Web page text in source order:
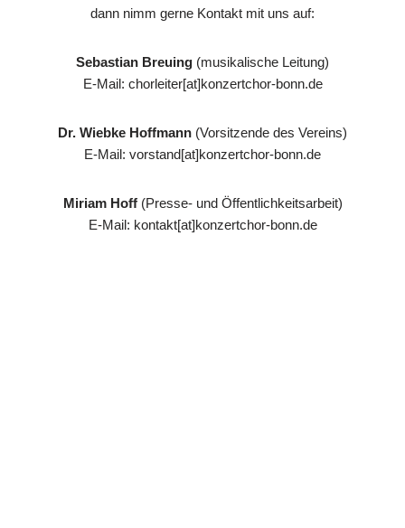
dann nimm gerne Kontakt mit uns auf:
Sebastian Breuing (musikalische Leitung)
E-Mail: chorleiter[at]konzertchor-bonn.de
Dr. Wiebke Hoffmann (Vorsitzende des Vereins)
E-Mail: vorstand[at]konzertchor-bonn.de
Miriam Hoff(Presse- und Öffentlichkeitsarbeit)
E-Mail: kontakt[at]konzertchor-bonn.de